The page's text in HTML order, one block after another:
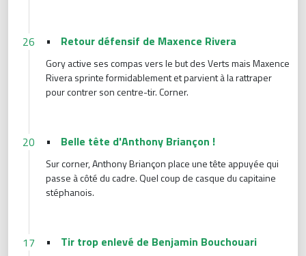
26 • Retour défensif de Maxence Rivera
Gory active ses compas vers le but des Verts mais Maxence
Rivera sprinte formidablement et parvient à la rattraper
pour contrer son centre-tir. Corner.
20 • Belle tête d'Anthony Briançon !
Sur corner, Anthony Briançon place une tête appuyée qui
passe à côté du cadre. Quel coup de casque du capitaine
stéphanois.
17 • Tir trop enlevé de Benjamin Bouchouari